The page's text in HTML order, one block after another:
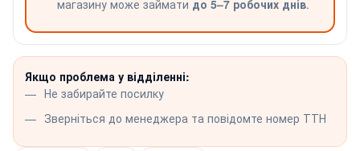
магазину може займати до 5–7 робочих днів.
Якщо проблема у відділенні:
Не забирайте посилку
Зверніться до менеджера та повідомте номер ТТН